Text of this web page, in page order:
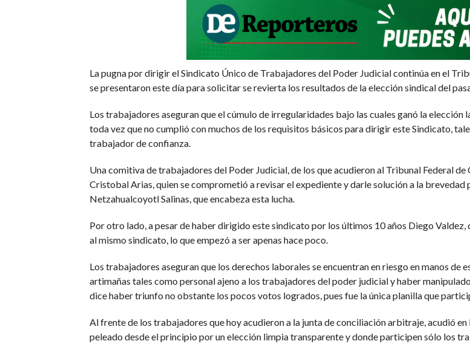
La pugna por dirigir el Sindicato Único de Trabajadores del Poder Judicial continúa en el
se presentaron este día para solicitar se revierta los resultados de la elección sindical del
Los trabajadores aseguran que el cúmulo de irregularidades bajo las cuales ganó la
toda vez que no cumplió con muchos de los requisitos básicos para dirigir este Sindicato,
trabajador de confianza.
Una comitiva de trabajadores del Poder Judicial, de los que acudieron al Tribunal Federal
Cristobal Arias, quien se comprometió a revisar el expediente y darle solución a la brevedad
Netzahualcoyotl Salinas, que encabeza esta lucha.
Por otro lado, a pesar de haber dirigido este sindicato por los últimos 10 años Diego Valdez,
al mismo sindicato, lo que empezó a ser apenas hace poco.
Los trabajadores aseguran que los derechos laborales se encuentran en riesgo en manos de
artimañas tales como personal ajeno a los trabajadores del poder judicial y haber
dice haber triunfo no obstante los pocos votos logrados, pues fue la única planilla que
Al frente de los trabajadores que hoy acudieron a la junta de conciliación arbitraje, acudió
peleado desde el principio por un elección limpia transparente y donde participen sólo los